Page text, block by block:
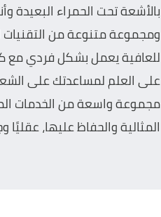
ومجموعة متنوعة من التقنيات
للعافية يعمل بشكل فردي مع
على العلم لمساعدتك على
مجموعة واسعة من الخدمات
المثالية والحفاظ عليها، عقليًا